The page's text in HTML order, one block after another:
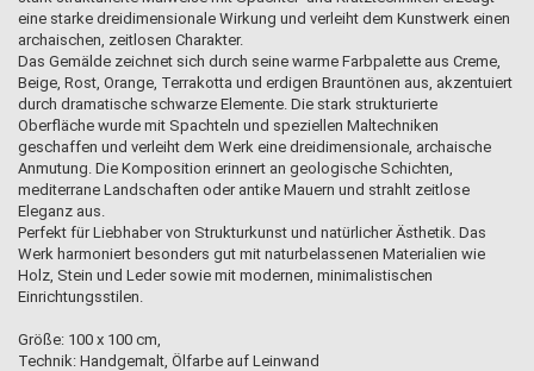
eine starke dreidimensionale Wirkung und verleiht dem Kunstwerk einen
archaischen, zeitlosen Charakter.
Das Gemälde zeichnet sich durch seine warme Farbpalette aus Creme,
Beige, Rost, Orange, Terrakotta und erdigen Brauntönen aus, akzentuiert
durch dramatische schwarze Elemente. Die stark strukturierte
Oberfläche wurde mit Spachteln und speziellen Maltechniken
geschaffen und verleiht dem Werk eine dreidimensionale, archaische
Anmutung. Die Komposition erinnert an geologische Schichten,
mediterrane Landschaften oder antike Mauern und strahlt zeitlose
Eleganz aus.
Perfekt für Liebhaber von Strukturkunst und natürlicher Ästhetik. Das
Werk harmoniert besonders gut mit naturbelassenen Materialien wie
Holz, Stein und Leder sowie mit modernen, minimalistischen
Einrichtungsstilen.
Größe: 100 x 100 cm,
Technik: Handgemalt, Ölfarbe auf Leinwand